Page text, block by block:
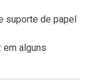
suporte de papel
alguns